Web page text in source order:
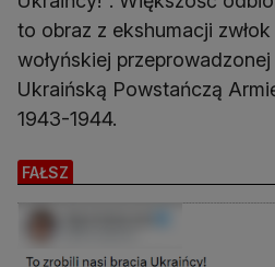
to obraz z ekshumacji
wołyńskiej
Ukraińską Powstańczą
1943-1944.
FAŁSZ